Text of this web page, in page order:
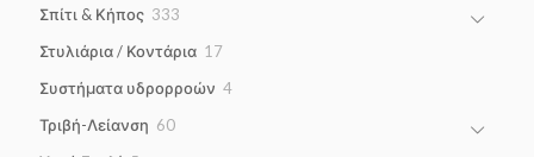
Σπίτι & Κήπος 333
Στυλιάρια / Κοντάρια 1717
Συστήματα υδρορροών 44
Τριβή-Λείανση 6060